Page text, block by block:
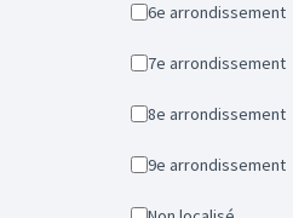
6e arrondissement
7e arrondissement
8e arrondissement
9e arrondissement